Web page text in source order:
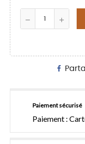
Paiement sécurisé
Paiement :